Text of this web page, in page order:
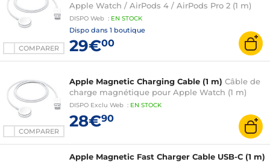
COMPARER
Apple Watch / AirPods 4 / AirPods Pro 2 (1 m)
DISPO Web : EN STOCK
Dispo dans 1 boutique
29€00
COMPARER
Apple Magnetic Charging Cable (1 m) Câble de
charge magnétique pour Apple Watch (1 m)
DISPO Exclu Web : EN STOCK
28€90
Apple Magnetic Fast Charger Cable USB-C (1 m)